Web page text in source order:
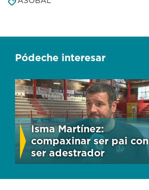
Pódeche interesar
Isma Martínez:
compaxinar ser pai con
ser adestrador